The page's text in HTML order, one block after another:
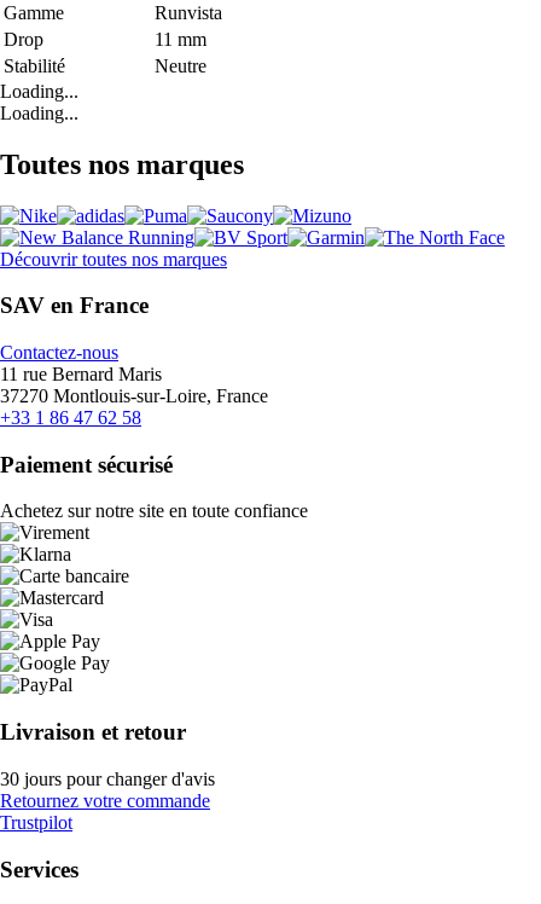
Gamme
Runvista
Drop
11 mm
Stabilité
Neutre
Loading...
Loading...
Toutes nos marques
Découvrir toutes nos marques
SAV en France
Contactez-nous
11 rue Bernard Maris
37270 Montlouis-sur-Loire, France
+33 1 86 47 62 58
Paiement sécurisé
Achetez sur notre site en toute confiance
Livraison et retour
30 jours pour changer d'avis
Retournez votre commande
Trustpilot
Services